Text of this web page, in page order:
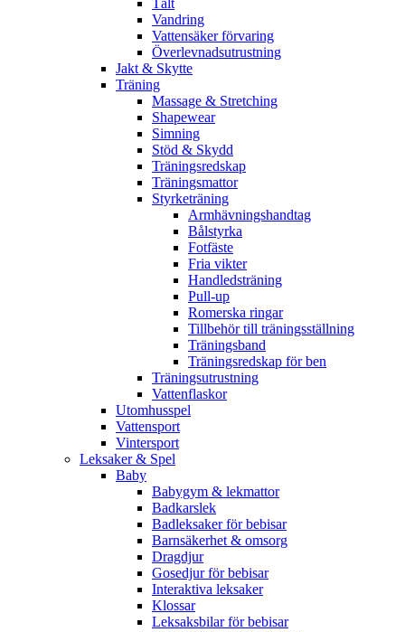
Tält
Vandring
Vattensäker förvaring
Överlevnadsutrustning
Jakt & Skytte
Träning
Massage & Stretching
Shapewear
Simning
Stöd & Skydd
Träningsredskap
Träningsmattor
Styrketräning
Armhävningshandtag
Bålstyrka
Fotfäste
Fria vikter
Handledsträning
Pull-up
Romerska ringar
Tillbehör till träningsställning
Träningsband
Träningsredskap för ben
Träningsutrustning
Vattenflaskor
Utomhusspel
Vattensport
Vintersport
Leksaker & Spel
Baby
Babygym & lekmattor
Badkarslek
Badleksaker för bebisar
Barnsäkerhet & omsorg
Dragdjur
Gosedjur för bebisar
Interaktiva leksaker
Klossar
Leksaksbilar för bebisar